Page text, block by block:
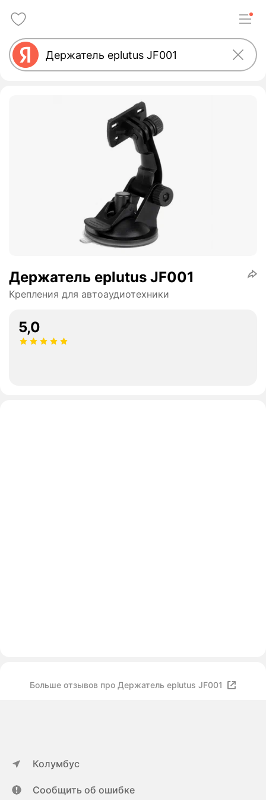
Держатель eplutus JF001
Крепления для автоаудиотехники
5,0
Больше отзывов про Держатель eplutus JF001
Колумбус
Сообщить об ошибке